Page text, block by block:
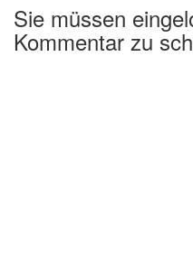
Sie müssen
Kommentar zu